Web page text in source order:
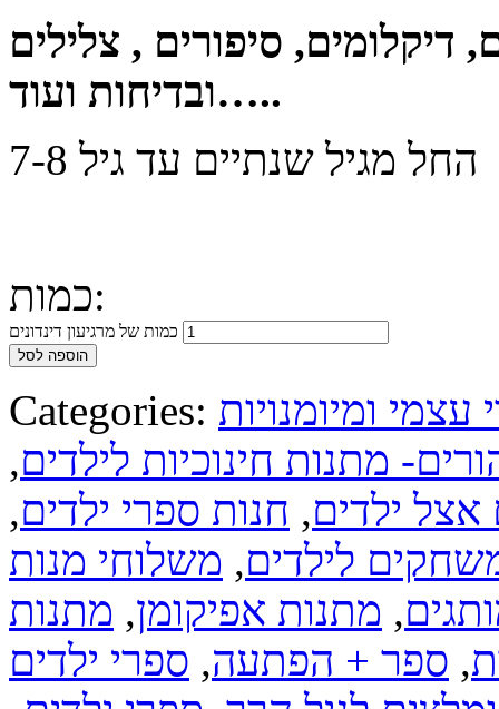
דיקלומים, סיפורים , צלילים
ובדיחות ועוד…..
החל מגיל שנתיים עד גיל 7-8
כמות:
כמות של מרגיעון דינדונים
הוספה לסל
Categories: עצמי ומיומנויות
מתנות חינוכיות לילדים,
ילדים, חנות ספרי ילדים,
לילדים, משלוחי מנות
, מתנות אפיקומן, מתנות
, ספר + הפתעה, ספרי ילדים